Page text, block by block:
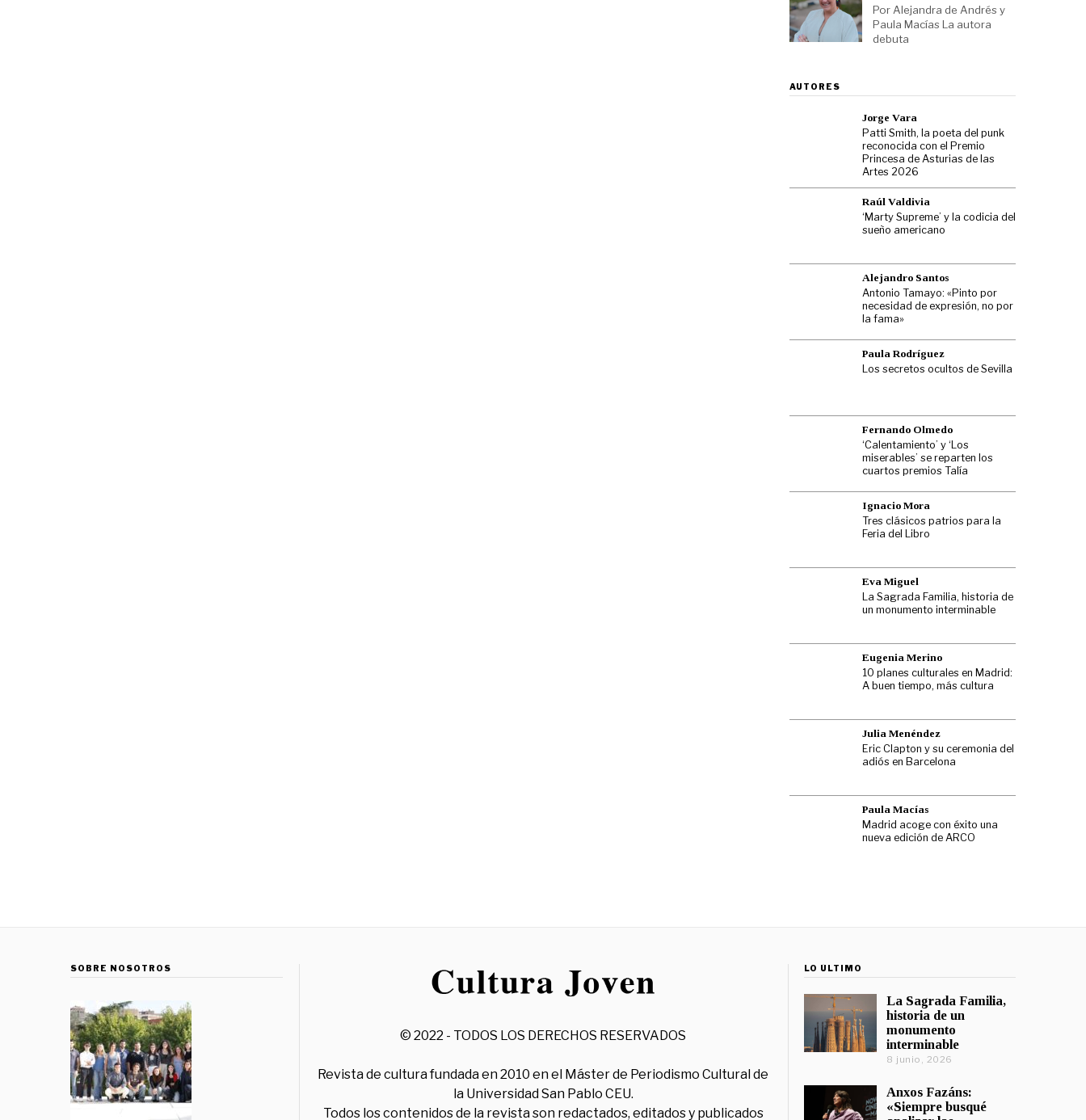
Por Alejandra de Andrés y
Paula Macías La autora
debuta
AUTORES
Jorge Vara
Patti Smith, la poeta del punk
reconocida con el Premio
Princesa de Asturias de las
Artes 2026
Raúl Valdivia
‘Marty Supreme’ y la codicia del
sueño americano
Alejandro Santos
Antonio Tamayo: «Pinto por
necesidad de expresión, no por
la fama»
Paula Rodríguez
Los secretos ocultos de Sevilla
Fernando Olmedo
‘Calentamiento’ y ‘Los
miserables’ se reparten los
cuartos premios Talía
Ignacio Mora
Tres clásicos patrios para la
Feria del Libro
Eva Miguel
La Sagrada Familia, historia de
un monumento interminable
Eugenia Merino
10 planes culturales en Madrid:
A buen tiempo, más cultura
Julia Menéndez
Eric Clapton y su ceremonia del
adiós en Barcelona
Paula Macías
Madrid acoge con éxito una
nueva edición de ARCO
SOBRE NOSOTROS
© 2022 - TODOS LOS DERECHOS RESERVADOS
Revista de cultura fundada en 2010 en el Máster de Periodismo Cultural de
la Universidad San Pablo CEU.
Todos los contenidos de la revista son redactados, editados y publicados
LO ÚLTIMO
La Sagrada Familia,
historia de un
monumento
interminable
8 junio, 2026
Anxos Fazáns:
«Siempre busqué